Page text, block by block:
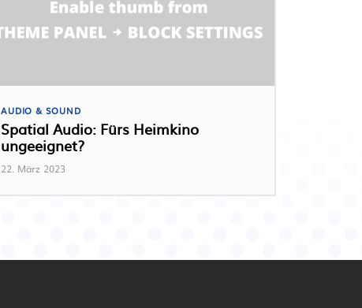
AUDIO & SOUND
Spatial Audio: Fürs Heimkino
ungeeignet?
22. März 2023